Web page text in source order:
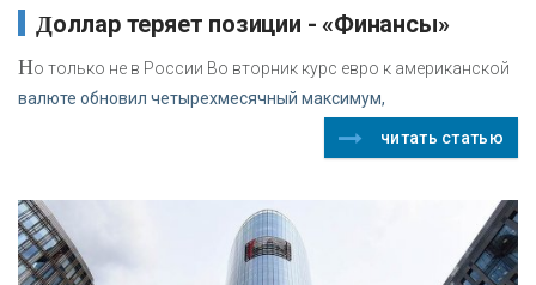
Доллар теряет позиции - «Финансы»
Но только не в России Во вторник курс евро к американской
валюте обновил четырехмесячный максимум,
читать статью